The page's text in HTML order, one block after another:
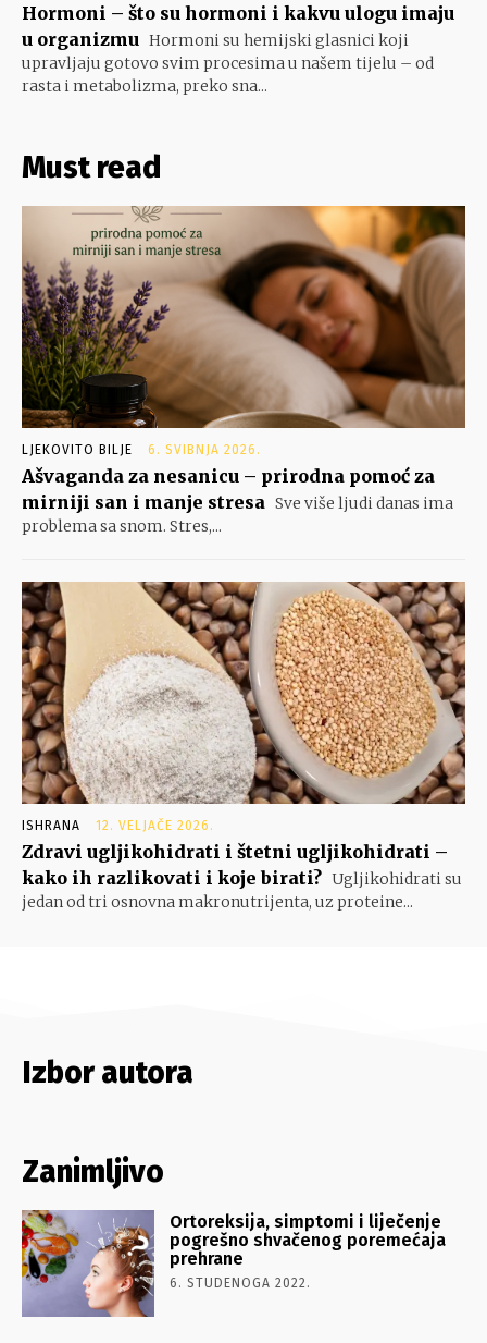
Hormoni – što su hormoni i kakvu ulogu imaju
u organizmu Hormoni su hemijski glasnici koji
upravljaju gotovo svim procesima u našem tijelu – od
rasta i metabolizma, preko sna...
Must read
LJEKOVITO BILJE 6. SVIBNJA 2026.
Ašvaganda za nesanicu – prirodna pomoć za
mirniji san i manje stresa Sve više ljudi danas ima
problema sa snom. Stres,...
ISHRANA 12. VELJAČE 2026.
Zdravi ugljikohidrati i štetni ugljikohidrati –
kako ih razlikovati i koje birati? Ugljikohidrati su
jedan od tri osnovna makronutrijenta, uz proteine...
Izbor autora
Zanimljivo
Ortoreksija, simptomi i liječenje
pogrešno shvačenog poremećaja
prehrane
6. STUDENOGA 2022.